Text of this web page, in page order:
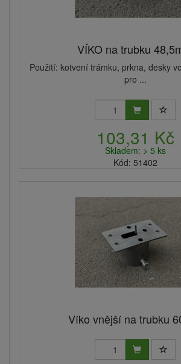
VÍKO na trubku
Použití: kotvení trámku, prkna, desky
pro ...
103,31 Kč
Skladem: > 5 ks
Kód: 51402
Víko vnější na trubku